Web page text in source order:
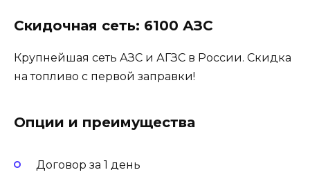
Скидочная сеть: 6100 АЗС
Крупнейшая сеть АЗС и АГЗС в России. Скидка
на топливо с первой заправки!
Опции и преимущества
Договор за 1 день